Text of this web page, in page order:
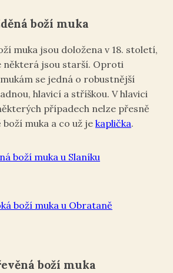
boží muka
muka jsou doložena v 18. století,
některá jsou starší. Oproti
se jedná o robustnější
hlavicí a stříškou. V hlavici
případech nelze přesně
muka a co už je kaplička.
boží muka u Slaníku
boží muka u Obrataně
boží muka